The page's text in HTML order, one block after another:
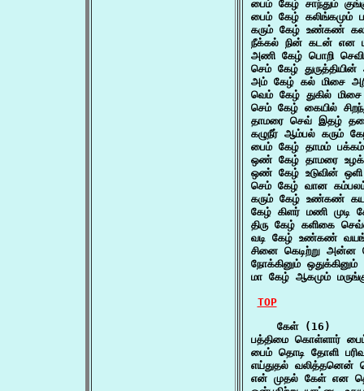
பைம் கேழ் சாந்தும்
பைம் கேழ் கலிங்கமும்
கரும் கேழ் உண்கண்
நீக்கல் நின் கடன் என
அணி கேழ் பொறி
செம் கேழ்
அம் கேழ் கல் மிசை
வெம் கேழ் துகில் மிசை
செம் கேழ் கையில்
தாமரை செவ் இதழ்
கழுநீர் ஆம்பல் கரும்
பைம் கேழ் தாமம்
ஒண் கேழ் தாமரை
ஒண் கேழ் உடுவின்
செம் கேழ் வான
கரும் கேழ் உண்கண்
கேழ் கிளர் மணி
திரு கேழ் களிகை
வடி கேழ் உண்கண்
சினை கெடிற்று
நோக்கினும்
மா கேழ் ஆகமும்
TOP
    கேள் (16)
பத்திமை கொள்ளார்
பைம் தொடி தோளி
எய்துதல்
என் முதல் கேள் என